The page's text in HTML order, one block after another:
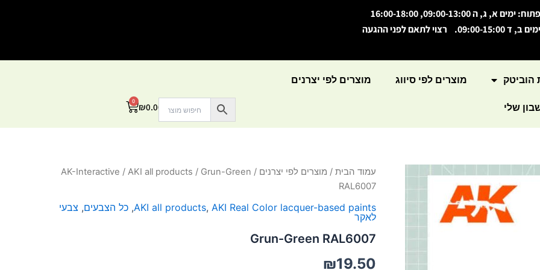
פתוח: ימים א, ג, ה 09:00-13:00, 16:00-18:00
ימים ב, ד 09:00-15:00. רצוי לתאם לפני ההגעה
הוביטק מוצרים לפי סיווג מוצרים לפי יצרנים
שלי ₪0.00
0
עגלת
עמוד הבית / מוצרים לפי יצרנים /
AK-Interactive / AKI all products / Grun-Green
RAL6007
AKI all products, AKI Real Color lacquer-based paints
, כל הצבעים, צבעי
לאקר
Grun-Green RAL6007
₪19.50
כמות
של
Green
RAL6007